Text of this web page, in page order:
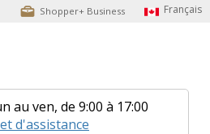
Shopper+ Business
au ven, de 9:00 à 17:00
d'assistance